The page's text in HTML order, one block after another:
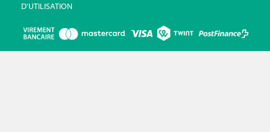
D'UTILISATION